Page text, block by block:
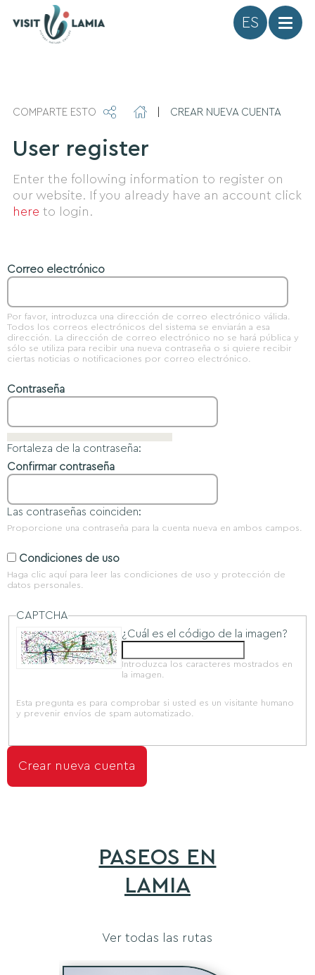
Idioma
COMPARTE ESTO CREAR NUEVA CUENTA
User register
Enter the following information to register on
our website. If you already have an account click
here to login.
Correo electrónico
Por favor, introduzca una dirección de correo electrónico válida.
Todos los correos electrónicos del sistema se enviarán a esa
dirección. La dirección de correo electrónico no se hará pública y
sólo se utiliza para recibir una nueva contraseña o si quiere recibir
ciertas noticias o notificaciones por correo electrónico.
Contraseña
Fortaleza de la contraseña:
Confirmar contraseña
Las contraseñas coinciden:
Proporcione una contraseña para la cuenta nueva en ambos campos.
Condiciones de uso
Haga clic aquí para leer las condiciones de uso y protección de
datos personales.
CAPTCHA
¿Cuál es el código de la imagen?
Introduzca los caracteres mostrados en
la imagen.
Esta pregunta es para comprobar si usted es un visitante humano
y prevenir envíos de spam automatizado.
PASEOS EN
LAMIA
Ver todas las rutas